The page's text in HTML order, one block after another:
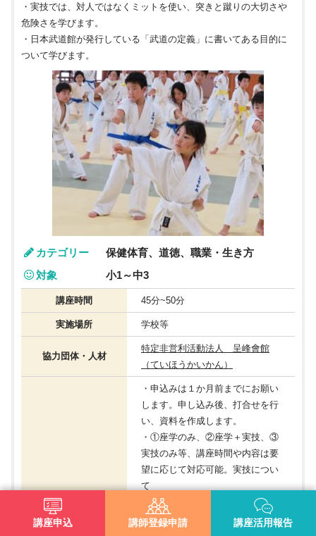
・実技では、対人ではなくミットを使い、突きと蹴りの大切さや
危険さを学びます。
・日本武道館が発行している「武道の定義」に書いてある目的に
ついて学びます。
カテゴリー
保健体育、道徳、職業・生き方
対象
小1～中3
講座時間 45分~50分
実施場所 学校等
協力団体・人材
特定非営利活動法人 呈峰會館
（ていほうかいかん）
・申込みは１か月前までにお願い
します。申し込み後、打合せを行
い、資料を作成します。
・①座学のみ、②座学＋実技、③
実技のみ等、講座時間や内容は要
望に応じて対応可能。実技につい
て
は、道具を使用する場合と使用
しない場合の選択が可能です。
講座申込 講師登録申請 講座活用報告